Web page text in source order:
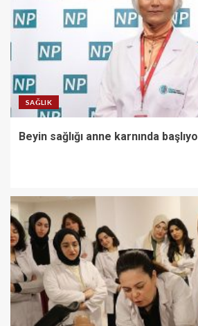
SAĞLIK
Beyin sağlığı anne karnında